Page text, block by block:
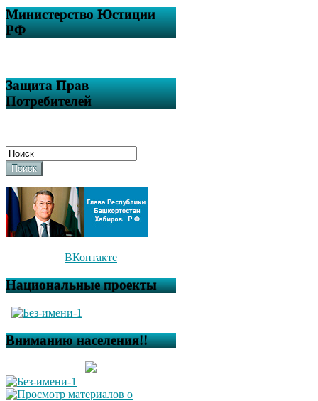
Министерство Юстиции
РФ
Защита Прав
Потребителей
Поиск
ВКонтакте
Национальные проекты
Вниманию населения!!